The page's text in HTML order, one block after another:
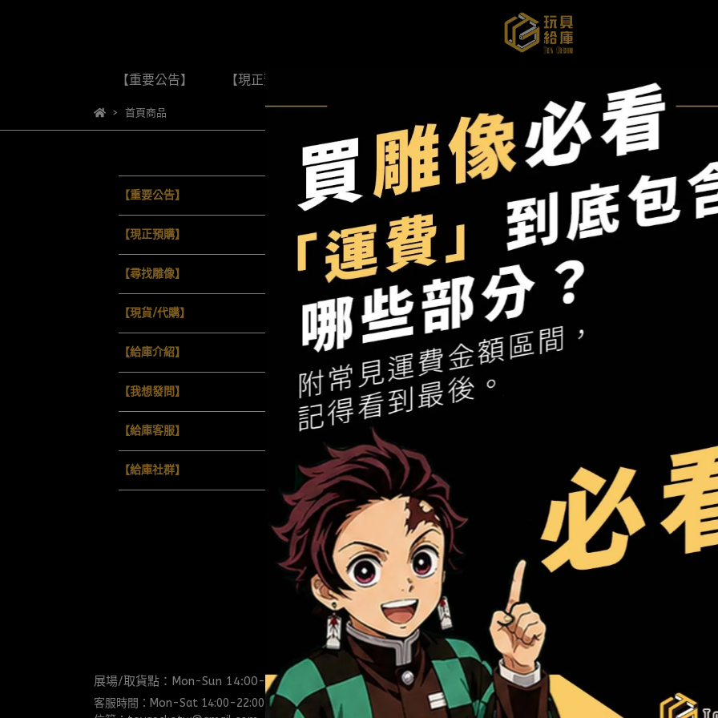
【重要公告】 【現正預購】
首頁商品
【重要公告】
【現正預購】
【尋找雕像】
【現貨/代購】
【給庫介紹】
【我想發問】
【給庫客服】
【給庫社群】
首頁商品
價格
展場/取貨點：Mon-Sun 14:00-21:00
客服時間：Mon-Sat 14:00-22:00